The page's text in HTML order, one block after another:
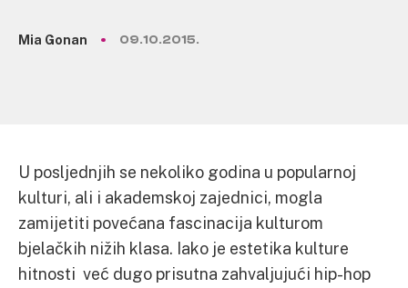
Mia Gonan 09.10.2015.
U posljednjih se nekoliko godina u popularnoj
kulturi, ali i akademskoj zajednici, mogla
zamijetiti povećana fascinacija kulturom
bjelačkih nižih klasa. Iako je estetika kulture
hitnosti već dugo prisutna zahvaljujući hip-hop